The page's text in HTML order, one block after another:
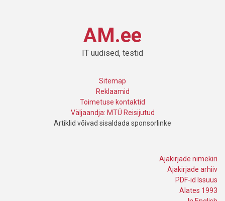
AM.ee
IT uudised, testid
Sitemap
Reklaamid
Toimetuse kontaktid
Väljaandja: MTÜ Reisijutud
Artiklid võivad sisaldada sponsorlinke
Ajakirjade nimekiri
Ajakirjade arhiiv
PDF-id Issuus
Alates 1993